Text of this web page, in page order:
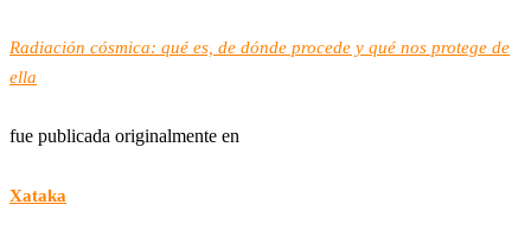
Radiación cósmica: qué es, de dónde procede y qué nos protege de
ella
fue publicada originalmente en
Xataka